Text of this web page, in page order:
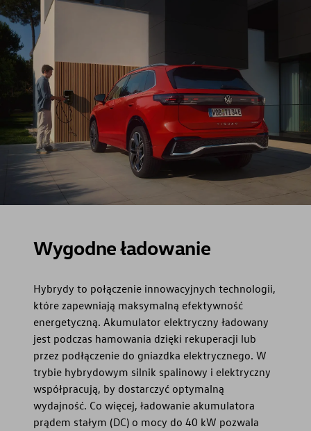
Wygodne ładowanie
Hybrydy to połączenie innowacyjnych technologii,
które zapewniają maksymalną efektywność
energetyczną. Akumulator elektryczny ładowany
jest podczas hamowania dzięki rekuperacji lub
przez podłączenie do gniazdka elektrycznego. W
trybie hybrydowym silnik spalinowy i elektryczny
współpracują, by dostarczyć optymalną
wydajność. Co więcej, ładowanie akumulatora
prądem stałym (DC) o mocy do 40 kW pozwala